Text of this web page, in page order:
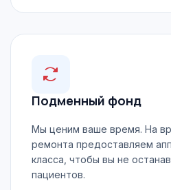
Подменный фонд
Мы ценим ваше время. На
ремонта предоставляем
класса, чтобы вы не
пациентов.